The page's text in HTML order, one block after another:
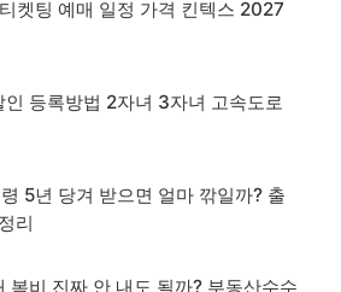
켓팅 예매 일정 가격 킨텍스 2027
인 등록방법 2자녀 3자녀 고속도로
5년 당겨 받으면 얼마 깎일까? 출
리
복비 진짜 안 내도 될까? 부동산수수